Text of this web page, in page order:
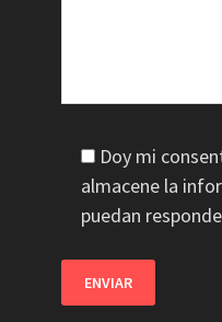
Doy mi
almacene la
puedan